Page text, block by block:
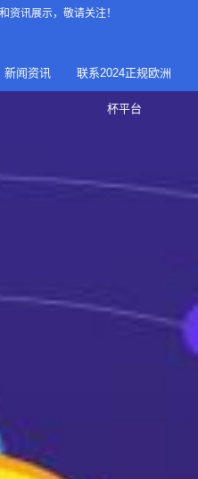
资讯展示，敬请关注！
新闻资讯 联系2024正规欧洲
杯平台